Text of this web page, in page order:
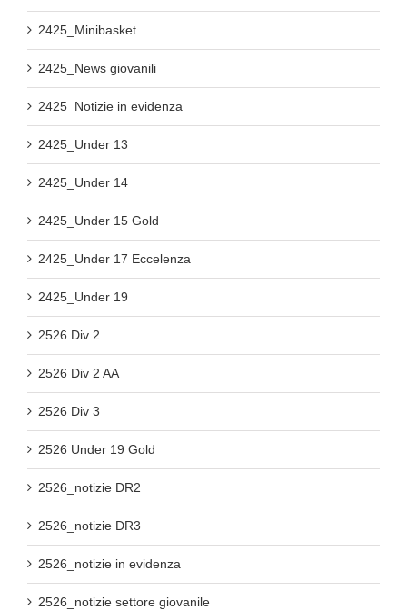
2425_Minibasket
2425_News giovanili
2425_Notizie in evidenza
2425_Under 13
2425_Under 14
2425_Under 15 Gold
2425_Under 17 Eccelenza
2425_Under 19
2526 Div 2
2526 Div 2 AA
2526 Div 3
2526 Under 19 Gold
2526_notizie DR2
2526_notizie DR3
2526_notizie in evidenza
2526_notizie settore giovanile